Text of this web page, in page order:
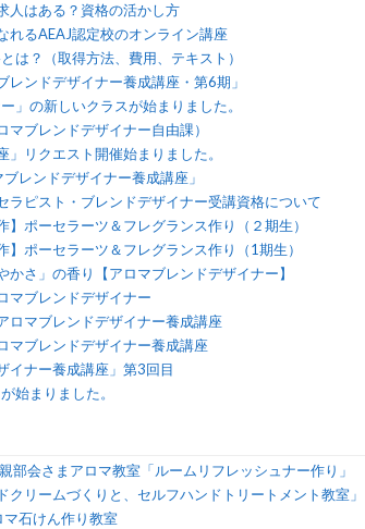
人はある？資格の活かし方
れるAEAJ認定校のオンライン講座
は？（取得方法、費用、テキスト）
ンドデザイナー養成講座・第6期」
」の新しいクラスが始まりました。
ブレンドデザイナー自由課）
」リクエスト開催始まりました。
レンドデザイナー養成講座」
ラピスト・ブレンドデザイナー受講資格について
】ポーセラーツ＆フレグランス作り（２期生）
】ポーセラーツ＆フレグランス作り（1期生）
かさ」の香り【アロマブレンドデザイナー】
マブレンドデザイナー
ロマブレンドデザイナー養成講座
マブレンドデザイナー養成講座
イナー養成講座」第3回目
始まりました。
部会さまアロマ教室「ルームリフレッシュナー作り」
リームづくりと、セルフハンドトリートメント教室」
石けん作り教室